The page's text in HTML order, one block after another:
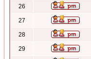
26
27
28
29